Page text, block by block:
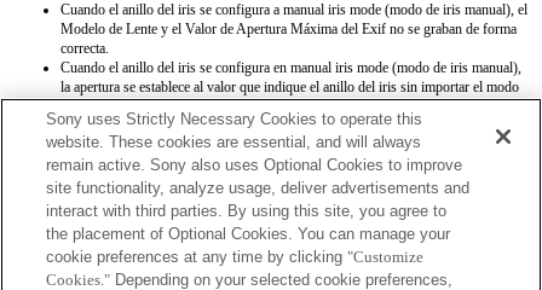
Cuando el anillo del iris se configura a manual iris mode (modo de iris manual), el
Modelo de Lente y el Valor de Apertura Máxima del Exif no se graban de forma
correcta.
Cuando el anillo del iris se configura en manual iris mode (modo de iris manual),
la apertura se establece al valor que indique el anillo del iris sin importar el modo
Si rotas el anillo del iris, no se extiende el tiempo anterior al Ahorro de Energía.
Cuando el interruptor de modo de enfoque se encuentra en MF (enfoque manual),
mientras que AF (enfoque automático) ha sido seleccionado en el lado del cuerpo,
el modo de enfoque es manual pero la distancia de enfoque no se muestra.
(Tampoco funcionará el AF.)
Cuando el modo de enfoque automático se establece en algún ajuste distinto a AF-
C y el nivel de movimiento de enfoque es notable hasta lograr enfocar, a veces la
exposición resultante no es la correcta. La exposición correcta puede obtenerse
volviendo a pulsar el obturador hasta la mitad o usando AEL de nuevo.
Sony uses Strictly Necessary Cookies to operate this
website. These cookies are essential, and will always
remain active. Sony also uses Optional Cookies to improve
site functionality, analyze usage, deliver advertisements and
interact with third parties. By using this site, you agree to
the placement of Optional Cookies. You can manage your
cookie preferences at any time by clicking "Customize
Cookies." Depending on your selected cookie preferences,